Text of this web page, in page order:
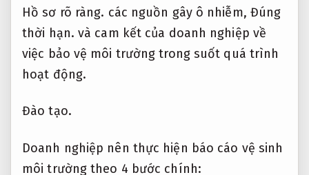
Hồ sơ rõ ràng. các nguồn gây ô nhiễm, Đúng
thời hạn. và cam kết của doanh nghiệp về
việc bảo vệ môi trường trong suốt quá trình
hoạt động.
Đào tạo.
Doanh nghiệp nên thực hiện báo cáo vệ sinh
môi trường theo 4 bước chính: